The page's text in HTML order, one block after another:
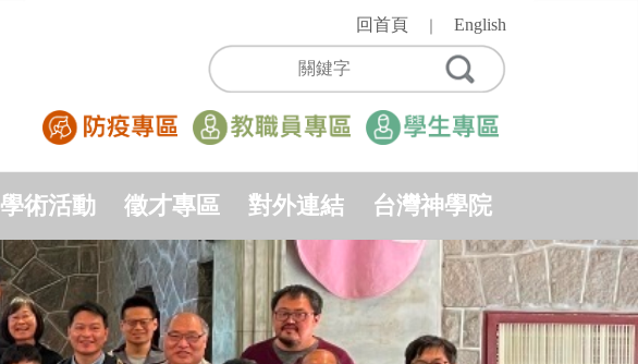
回首頁 ｜English
學術活動 徵才專區 對外連結 台灣神學院